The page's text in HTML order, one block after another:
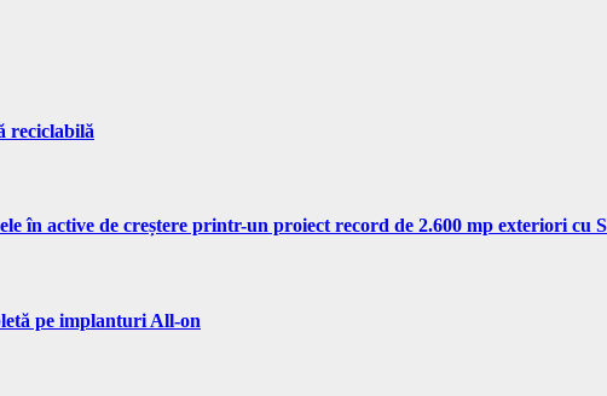
reciclabilă
în active de creștere printr-un proiect record de 2.600 mp exteriori cu
pe implanturi All-on